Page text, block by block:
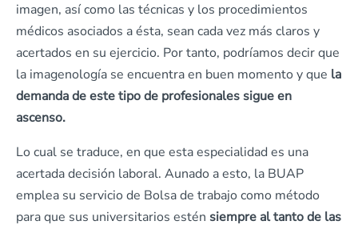
imagen, así como las técnicas y los procedimientos
médicos asociados a ésta, sean cada vez más claros y
acertados en su ejercicio. Por tanto, podríamos decir que
la imagenología se encuentra en buen momento y que la
demanda de este tipo de profesionales sigue en
ascenso.
Lo cual se traduce, en que esta especialidad es una
acertada decisión laboral. Aunado a esto, la BUAP
emplea su servicio de Bolsa de trabajo como método
para que sus universitarios estén siempre al tanto de las